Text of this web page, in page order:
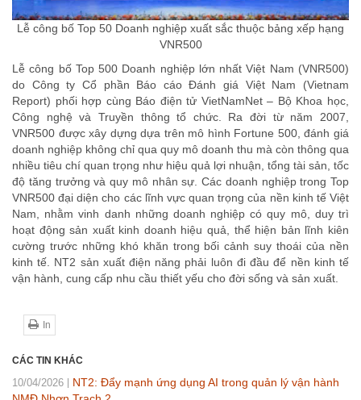
Lễ công bố Top 50 Doanh nghiệp xuất sắc thuộc bảng xếp hạng
VNR500
Lễ công bố Top 500 Doanh nghiệp lớn nhất Việt Nam (VNR500)
do Công ty Cổ phần Báo cáo Đánh giá Việt Nam (Vietnam
Report) phối hợp cùng Báo điện tử VietNamNet – Bộ Khoa học,
Công nghệ và Truyền thông tổ chức. Ra đời từ năm 2007,
VNR500 được xây dựng dựa trên mô hình Fortune 500, đánh giá
doanh nghiệp không chỉ qua quy mô doanh thu mà còn thông qua
nhiều tiêu chí quan trọng như hiệu quả lợi nhuận, tổng tài sản, tốc
độ tăng trưởng và quy mô nhân sự. Các doanh nghiệp trong Top
VNR500 đại diện cho các lĩnh vực quan trọng của nền kinh tế Việt
Nam, nhằm vinh danh những doanh nghiệp có quy mô, duy trì
hoạt động sản xuất kinh doanh hiệu quả, thể hiện bản lĩnh kiên
cường trước những khó khăn trong bối cảnh suy thoái của nền
kinh tế. NT2 sản xuất điện năng phải luôn đi đầu để nền kinh tế
vận hành, cung cấp nhu cầu thiết yếu cho đời sống và sản xuất.
In
CÁC TIN KHÁC
10/04/2026
NT2: Đẩy mạnh ứng dụng AI trong quản lý vận hành